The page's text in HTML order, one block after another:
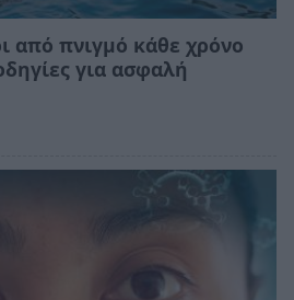
από πνιγμό κάθε χρόνο
για ασφαλή